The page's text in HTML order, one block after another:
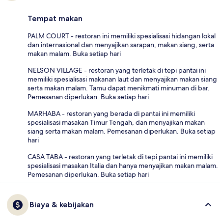
Tempat makan
PALM COURT - restoran ini memiliki spesialisasi hidangan lokal
dan internasional dan menyajikan sarapan, makan siang, serta
makan malam. Buka setiap hari
NELSON VILLAGE - restoran yang terletak di tepi pantai ini
memiliki spesialisasi makanan laut dan menyajikan makan siang
serta makan malam. Tamu dapat menikmati minuman di bar.
Pemesanan diperlukan. Buka setiap hari
MARHABA - restoran yang berada di pantai ini memiliki
spesialisasi masakan Timur Tengah, dan menyajikan makan
siang serta makan malam. Pemesanan diperlukan. Buka setiap
hari
CASA TABA - restoran yang terletak di tepi pantai ini memiliki
spesialisasi masakan Italia dan hanya menyajikan makan malam.
Pemesanan diperlukan. Buka setiap hari
Biaya & kebijakan